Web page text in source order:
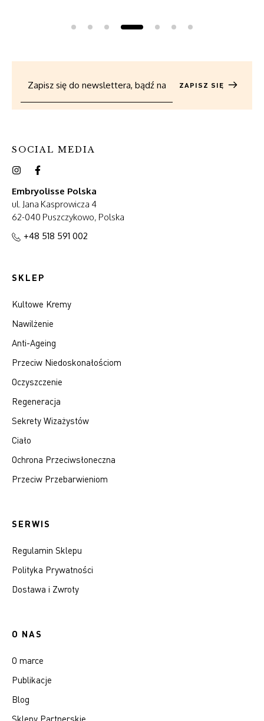
ZAPISZ SIĘ
SOCIAL MEDIA
Embryolisse Polska
ul. Jana Kasprowicza 4
62-040 Puszczykowo, Polska
+48 518 591 002
SKLEP
Kultowe Kremy
Nawilżenie
Anti-Ageing
Przeciw Niedoskonałościom
Oczyszczenie
Regeneracja
Sekrety Wizażystów
Ciało
Ochrona Przeciwsłoneczna
Przeciw Przebarwieniom
SERWIS
Regulamin Sklepu
Polityka Prywatności
Dostawa i Zwroty
O NAS
O marce
Publikacje
Blog
Sklepy Partnerskie